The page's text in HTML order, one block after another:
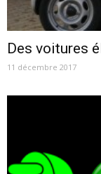
Des voitures
11 décembre 2017